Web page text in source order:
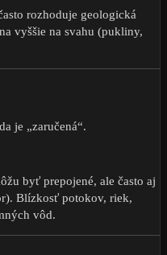
rozhoduje geologická
vyššie na svahu (pukliny,
je „zaručená“.
byť prepojené, ale často aj
Blízkosť potokov, riek,
vôd.